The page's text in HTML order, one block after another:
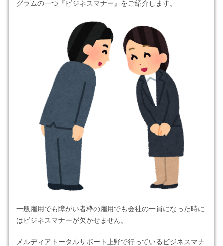
グラムの一つ『ビジネスマナー』をご紹介します。
一般雇用でも障がい者枠の雇用でも会社の一員になった時に
はビジネスマナーが欠かせません。
メルディアトータルサポート上野で行っているビジネスマナ